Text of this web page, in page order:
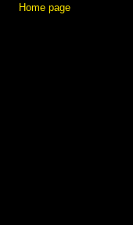
Home page